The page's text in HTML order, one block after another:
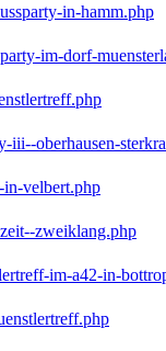
in-hamm.php
im-dorf-
iii--oberhausen-
in-velbert.php
zweiklang.php
im-a42-in-